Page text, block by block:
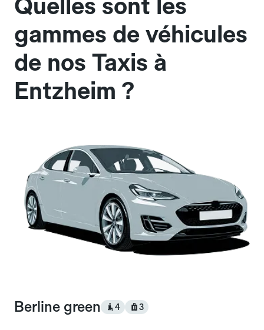
Quelles sont les
gammes de véhicules
de nos Taxis à
Entzheim ?
Berline green 4 3